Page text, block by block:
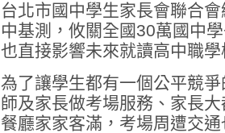
台北市國中學生家長會聯合
中基測，攸關全國30萬國中
也直接影響未來就讀高中職
為了讓學生都有一個公平競
師及家長做考場服務、家長
餐廳家家客滿，考場周遭交